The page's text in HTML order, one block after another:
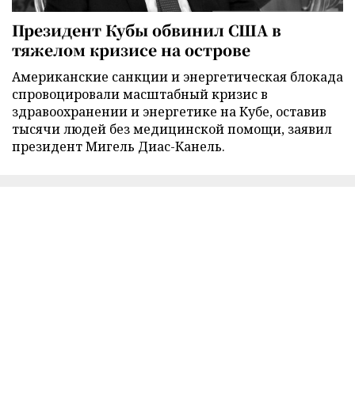
Президент Кубы обвинил США в
тяжелом кризисе на острове
Американские санкции и энергетическая блокада
спровоцировали масштабный кризис в
здравоохранении и энергетике на Кубе, оставив
тысячи людей без медицинской помощи, заявил
президент Мигель Диас-Канель.